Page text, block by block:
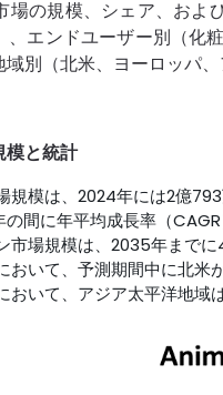
場の規模、シェア、およ
、エンドユーザー別（化
別（北米、ヨーロッパ
模と統計
規模は、2024年には2億
間に年平均成長率（CAGR
市場規模は、2035年まで
いて、予測期間中に北米
いて、アジア太平洋地域